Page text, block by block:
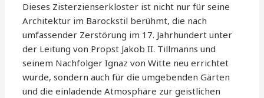
Dieses Zisterzienserkloster ist nicht nur für seine
Architektur im Barockstil berühmt, die nach
umfassender Zerstörung im 17. Jahrhundert unter
der Leitung von Propst Jakob II. Tillmanns und
seinem Nachfolger Ignaz von Witte neu errichtet
wurde, sondern auch für die umgebenden Gärten
und die einladende Atmosphäre zur geistlichen